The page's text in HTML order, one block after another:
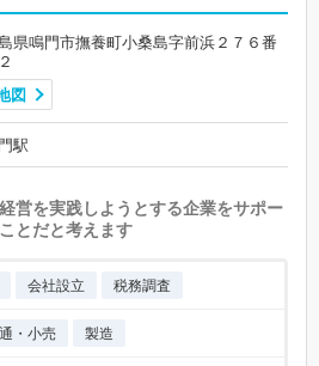
県鳴門市撫養町小桑島字前浜２７６番
図
駅
営を実践しようとする企業をサポー
とだと考えます
会社設立 税務調査
・小売 製造